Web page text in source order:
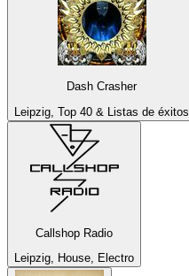
Dash Crasher
Leipzig, Top 40 & Listas de éxitos
Callshop Radio
Leipzig, House, Electro